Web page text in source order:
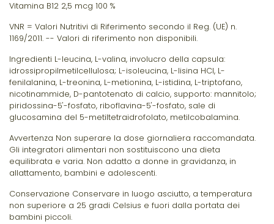
Vitamina B12 2,5 mcg 100 %
VNR = Valori Nutritivi di Riferimento secondo il Reg. (UE) n.
1169/2011. -- Valori di riferimento non disponibili.
Ingredienti L-leucina, L-valina, involucro della capsula:
idrossipropilmetilcellulosa; L-isoleucina, L-lisina HCl, L-
fenilalanina, L-treonina, L-metionina, L-istidina, L-triptofano,
nicotinammide, D-pantotenato di calcio, supporto: mannitolo;
piridossina-5'-fosfato, riboflavina-5'-fosfato, sale di
glucosamina del 5-metiltetraidrofolato, metilcobalamina.
Avvertenza Non superare la dose giornaliera raccomandata.
Gli integratori alimentari non sostituiscono una dieta
equilibrata e varia. Non adatto a donne in gravidanza, in
allattamento, bambini e adolescenti.
Conservazione Conservare in luogo asciutto, a temperatura
non superiore a 25 gradi Celsius e fuori dalla portata dei
bambini piccoli.